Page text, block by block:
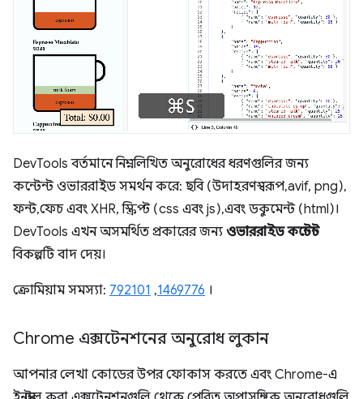
DevTools বর্তমানে নিম্নলিখিত অনুরোধের ধরণগুলির জন্য
কন্টেন্ট ওভাররাইড সমর্থন করে: ছবি (উদাহরণস্বরূপ, avif, png),
ফন্ট, ফেচ এবং XHR, স্ক্রিপ্ট (css এবং js), এবং ডকুমেন্ট (html)।
DevTools এখন অসমর্থিত প্রকারের জন্য ওভাররাইড কন্টেন্ট
বিকল্পটি বাদ দেয়।
ক্রোমিয়াম সমস্যা: 792101 ,1469776 ।
Chrome এক্সটেনশনের অনুরোধ লুকান
আপনার লেখা কোডের উপর ফোকাস করতে এবং Chrome-এ